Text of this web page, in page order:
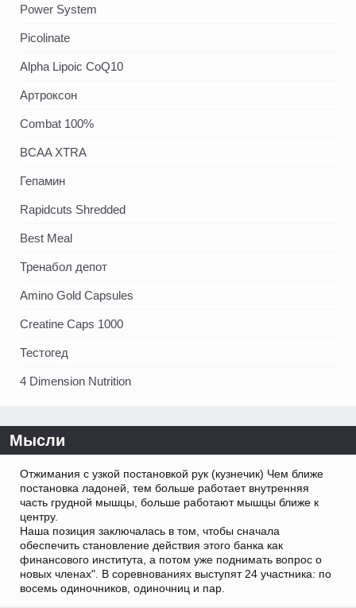
Power System
Picolinate
Alpha Lipoic CoQ10
Артроксон
Combat 100%
BCAA XTRA
Гепамин
Rapidcuts Shredded
Best Meal
Тренабол депот
Amino Gold Capsules
Creatine Caps 1000
Тестогед
4 Dimension Nutrition
Мысли
Отжимания с узкой постановкой рук (кузнечик) Чем ближе
постановка ладоней, тем больше работает внутренняя
часть грудной мышцы, больше работают мышцы ближе к
центру.
Наша позиция заключалась в том, чтобы сначала
обеспечить становление действия этого банка как
финансового института, а потом уже поднимать вопрос о
новых членах". В соревнованиях выступят 24 участника: по
восемь одиночников, одиночниц и пар.